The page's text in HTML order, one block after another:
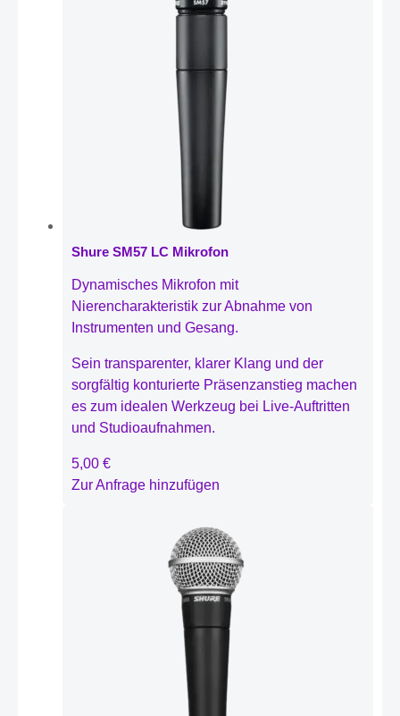
Shure SM57 LC Mikrofon
Dynamisches Mikrofon mit
Nierencharakteristik zur Abnahme von
Instrumenten und Gesang.
Sein transparenter, klarer Klang und der
sorgfältig konturierte Präsenzanstieg machen
es zum idealen Werkzeug bei Live-Auftritten
und Studioaufnahmen.
5,00 €
Zur Anfrage hinzufügen